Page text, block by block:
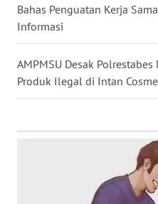
Bahas Penguatan Kerja
Informasi
AMPMSU Desak
Produk Ilegal di Intan
WN
KALTARA
WN
KALSEL
KALTIM